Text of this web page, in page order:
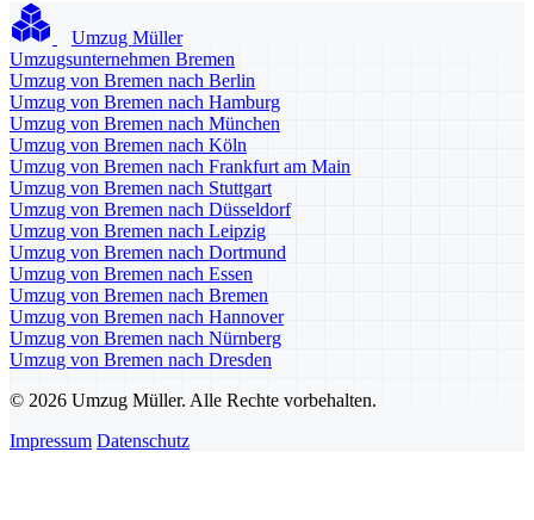
Umzug Müller
Umzugsunternehmen Bremen
Umzug von Bremen nach Berlin
Umzug von Bremen nach Hamburg
Umzug von Bremen nach München
Umzug von Bremen nach Köln
Umzug von Bremen nach Frankfurt am Main
Umzug von Bremen nach Stuttgart
Umzug von Bremen nach Düsseldorf
Umzug von Bremen nach Leipzig
Umzug von Bremen nach Dortmund
Umzug von Bremen nach Essen
Umzug von Bremen nach Bremen
Umzug von Bremen nach Hannover
Umzug von Bremen nach Nürnberg
Umzug von Bremen nach Dresden
© 2026 Umzug Müller. Alle Rechte vorbehalten.
Impressum Datenschutz